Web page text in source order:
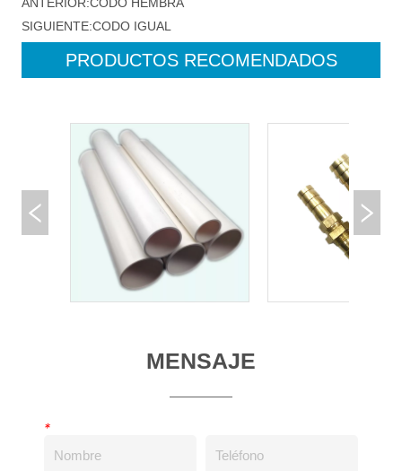
SIGUIENTE:CODO IGUAL
PRODUCTOS RECOMENDADOS
MENSAJE
*